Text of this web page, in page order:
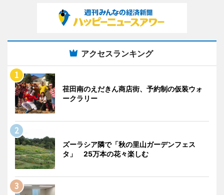
アクセスランキング
荏田南のえだきん商店街、予約制の仮装ウォ
ークラリー
ズーラシア隣で「秋の里山ガーデンフェス
タ」 25万本の花々楽しむ